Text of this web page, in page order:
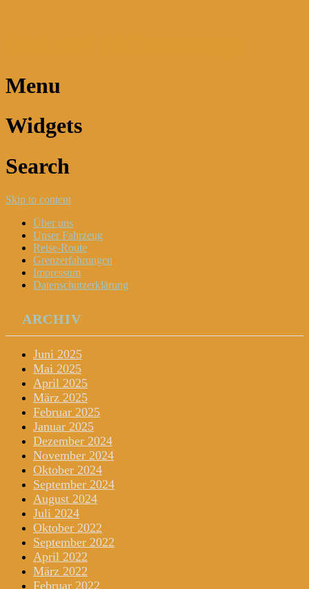
Menu
Widgets
Search
Skip to content
Über uns
Unser Fahrzeug
Reise-Route
Grenzerfahrungen
Impressum
Datenschutzerklärung
ARCHIV
Juni 2025
Mai 2025
April 2025
März 2025
Februar 2025
Januar 2025
Dezember 2024
November 2024
Oktober 2024
September 2024
August 2024
Juli 2024
Oktober 2022
September 2022
April 2022
März 2022
Februar 2022